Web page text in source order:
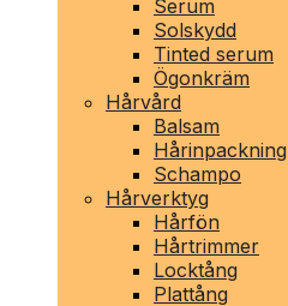
Serum
Solskydd
Tinted serum
Ögonkräm
Hårvård
Balsam
Hårinpackning
Schampo
Hårverktyg
Hårfön
Hårtrimmer
Locktång
Plattång